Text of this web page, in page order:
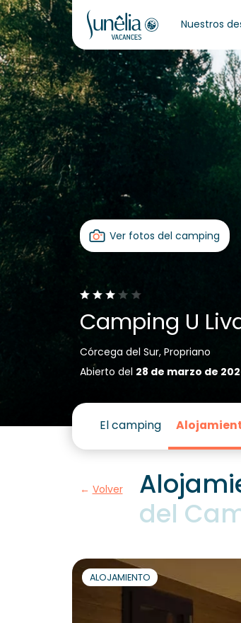
Nuestros
Ver fotos del camping
Camping U
Córcega del Sur, Propriano
Abierto del 28 de marzo de
El camping
Volver
del
ALOJAMIENTO